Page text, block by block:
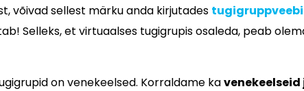
võivad sellest märku anda kirjutades
Selleks, et virtuaalses tugigrupis osaleda, peab
on venekeelsed. Korraldame ka